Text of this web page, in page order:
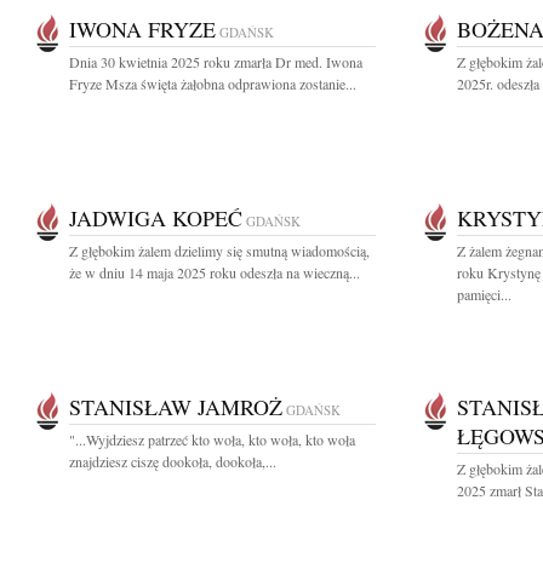
IWONA FRYZE GDAŃSK
Dnia 30 kwietnia 2025 roku zmarła Dr med. Iwona
Fryze Msza święta żałobna odprawiona zostanie...
Z głębokim
2025r.
JADWIGA KOPEĆ GDAŃSK
Z głębokim żalem dzielimy się smutną wiadomością,
że w dniu 14 maja 2025 roku odeszła na wieczną...
Z żalem
roku Krystynę
pamięci...
STANISŁAW JAMROŻ GDAŃSK
"...Wyjdziesz patrzeć kto woła, kto woła, kto woła
znajdziesz ciszę dookoła, dookoła,...
Z głębokim
2025 zmarł